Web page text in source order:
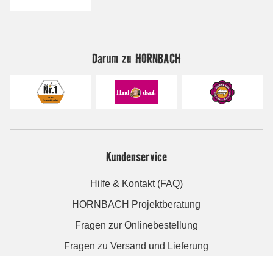
Darum zu HORNBACH
Kundenservice
Hilfe & Kontakt (FAQ)
HORNBACH Projektberatung
Fragen zur Onlinebestellung
Fragen zu Versand und Lieferung